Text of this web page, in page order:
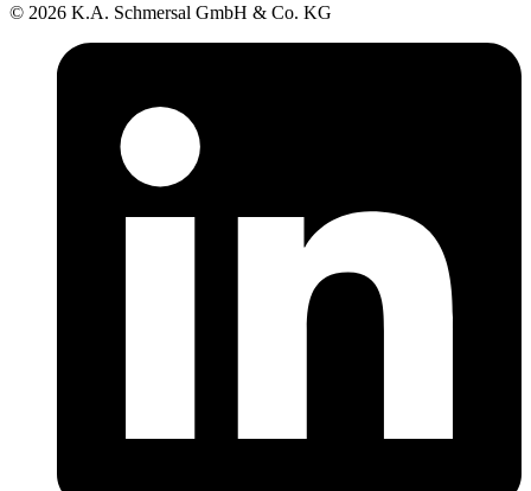
© 2026 K.A. Schmersal GmbH & Co. KG